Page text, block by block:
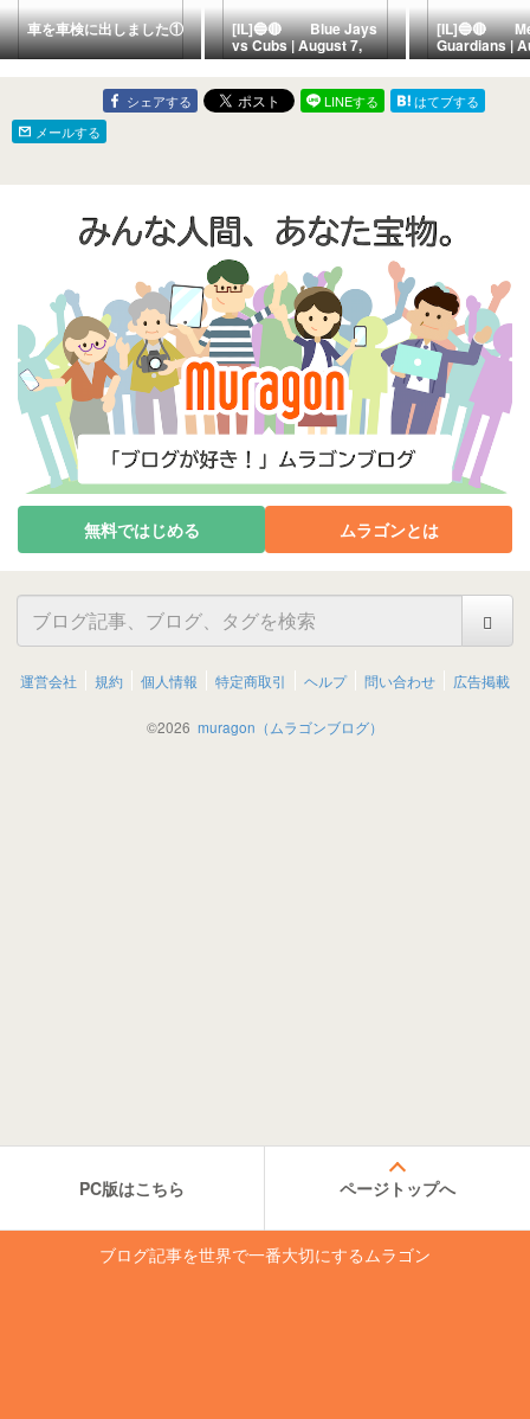
車を車検に出しました① [IL]🔵🔴 Blue Jays
vs Cubs | August 7,
2026 | Wrigley Field
ー Miracle at Wrigley!
Cubs Exploit 11th-Inning
Error to Complete 3-2
[IL]🔵🔴
Guardians |
2026 |
Field ー
Avalanche!
Torrens
シェアする LINEする
はてブする
メールする
無料ではじめる ムラゴンとは
運営会社 規約 個人情報 特定商取引 ヘルプ 問い合わせ 広告掲載
©2026 muragon（ムラゴンブログ）
PC版はこちら ページトップへ
ブログ記事を世界で一番大切にするムラゴン